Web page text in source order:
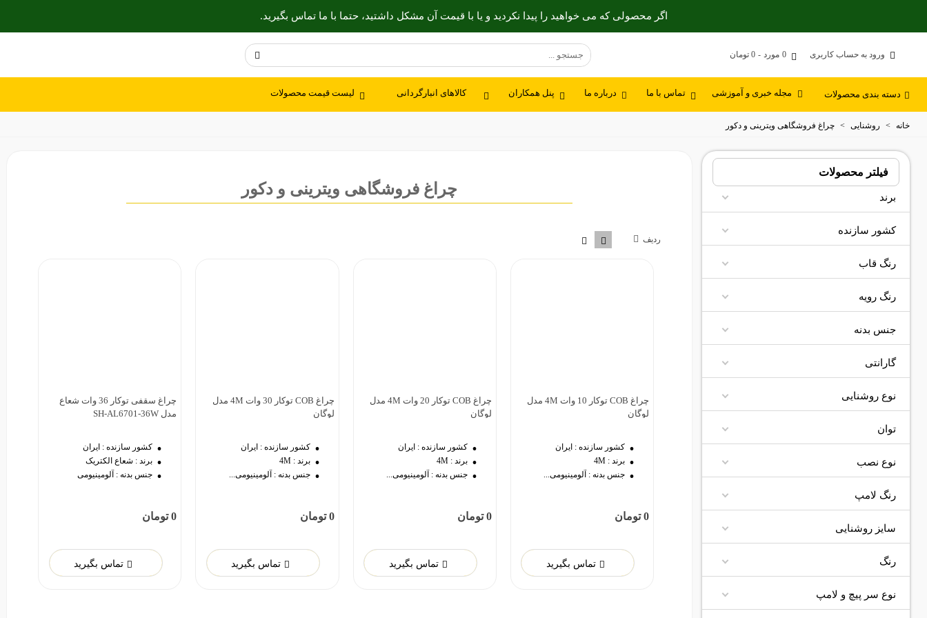
اگر محصولی که می خواهید را پیدا نکردید و یا با قیمت آن مشکل داشتید، حتما با ما تماس بگیرید.
ورود به حساب کاربری 0 مورد - 0 تومان
دسته بندی محصولات مجله خبری و آموزشی تماس با ما درباره ما پنل همکاران کالاهای انبارگردانی لیست قیمت محصولات
خانه > روشنایی > چراغ فروشگاهی ویترینی و دکور
فیلتر محصولات
برند
کشور سازنده
رنگ قاب
رنگ رویه
جنس بدنه
گارانتی
نوع روشنایی
توان
نوع نصب
رنگ لامپ
سایز روشنایی
رنگ
نوع سر پیچ و لامپ
چراغ فروشگاهی ویترینی و دکور
ردیف
دوست داشتن
چراغ COB توکار 10 وات 4M مدل
لوگان
کشور سازنده : ایران
برند : 4M
جنس بدنه : آلومینیومی...
0 تومان
تماس بگیرید
دوست داشتن
چراغ COB توکار 20 وات 4M مدل
لوگان
کشور سازنده : ایران
برند : 4M
جنس بدنه : آلومینیومی...
0 تومان
تماس بگیرید
دوست داشتن
چراغ COB توکار 30 وات 4M مدل
لوگان
کشور سازنده : ایران
برند : 4M
جنس بدنه : آلومینیومی...
0 تومان
تماس بگیرید
دوست داشتن
چراغ سقفی توکار 36 وات شعاع
مدل SH-AL6701-36W
کشور سازنده : ایران
برند : شعاع الکتریک
جنس بدنه : آلومینیومی
0 تومان
تماس بگیرید